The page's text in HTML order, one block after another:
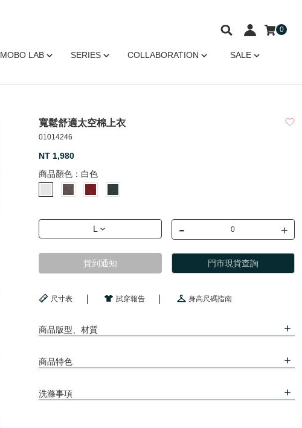
MOBO LAB SERIES COLLABORATION SALE
0
寬鬆舒適太空棉上衣
01014246
NT 1,980
商品顏色： 白色
L - +
貨到通知 門市現貨查詢
尺寸表 試穿報告 身高尺碼指南
商品版型、材質
商品特色
洗滌事項